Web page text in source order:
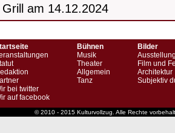
am 14.12.2024
bei twitter
auf facebook
Bühnen
Musik
Theater
Allgemein
Tanz
Bilder
Film und
Architektur
Subjektiv
© 2010 - 2015 Kulturvollzug. Alle Rechte